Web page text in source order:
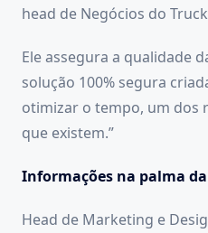
head de Negócios do
Ele assegura a qualidade
solução 100% segura
otimizar o tempo, um dos
que existem.”
Informações na palma
Head de Marketing e